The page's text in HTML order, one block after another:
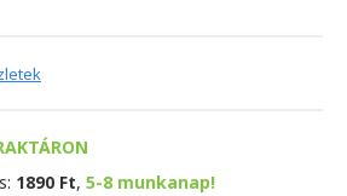
1890 Ft, 5-8 munkanap!